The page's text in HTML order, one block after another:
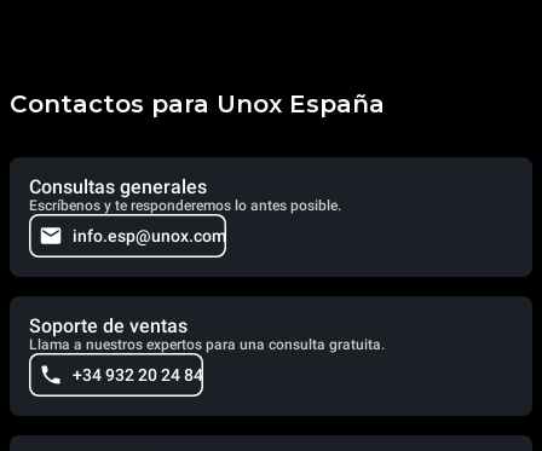
Contactos para Unox España
Consultas generales
Escríbenos y te responderemos lo antes posible.
info.esp@unox.com
Soporte de ventas
Llama a nuestros expertos para una consulta gratuita.
+34 932 20 24 84